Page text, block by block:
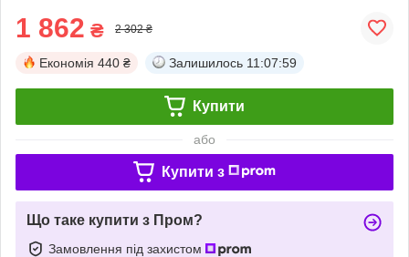
1 862 ₴ 2 302 ₴
Економія 440 ₴ Залишилось 11:07:58
Купити
або
Купити з
Що таке купити з Пром?
Замовлення під захистом